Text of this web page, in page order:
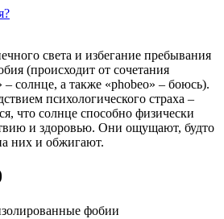
света и избегание пребывания
(происходит от сочетания
– солнце, а также «phobeo» – боюсь).
психологического страха –
что солнце способно физически
и здоровью. Они ощущают, будто
них и обжигают.
фобии